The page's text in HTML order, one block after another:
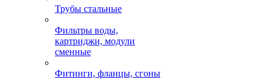
Трубы стальные
Фильтры воды,
картриджи, модули
сменные
Фитинги, фланцы, сгоны